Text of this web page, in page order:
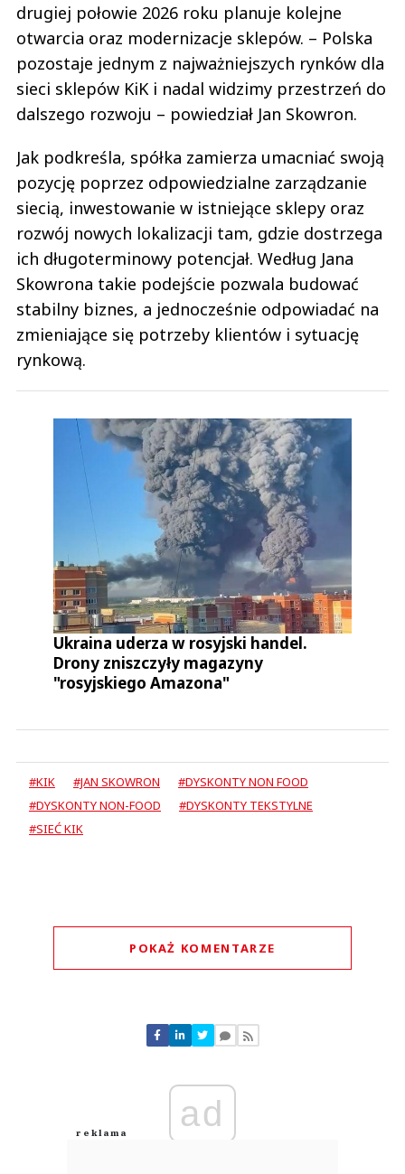
drugiej połowie 2026 roku planuje kolejne
otwarcia oraz modernizacje sklepów. – Polska
pozostaje jednym z najważniejszych rynków dla
sieci sklepów KiK i nadal widzimy przestrzeń do
dalszego rozwoju – powiedział Jan Skowron.
Jak podkreśla, spółka zamierza umacniać swoją
pozycję poprzez odpowiedzialne zarządzanie
siecią, inwestowanie w istniejące sklepy oraz
rozwój nowych lokalizacji tam, gdzie dostrzega
ich długoterminowy potencjał. Według Jana
Skowrona takie podejście pozwala budować
stabilny biznes, a jednocześnie odpowiadać na
zmieniające się potrzeby klientów i sytuację
rynkową.
Ukraina uderza w rosyjski handel.
Drony zniszczyły magazyny
"rosyjskiego Amazona"
#KIK #JAN SKOWRON
#DYSKONTY NON FOOD
#DYSKONTY NON-FOOD
#DYSKONTY TEKSTYLNE
#SIEĆ KIK
POKAŻ KOMENTARZE
Nie znaleziono komentarzy
Zostaw swoje komentarze
Anuluj
ad